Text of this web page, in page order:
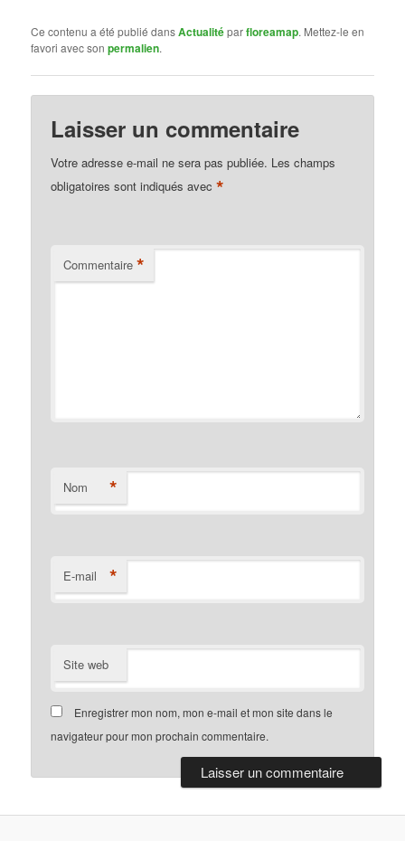
Ce contenu a été publié dansActualitéparfloreamap. Mettez-le en
favori avec sonpermalien.
Laisser un commentaire
Votre adresse e-mail ne sera pas publiée. Les champs
obligatoires sont indiqués avec*
Commentaire *
Nom *
E-mail *
Site web
Enregistrer mon nom, mon e-mail et mon site dans le
navigateur pour mon prochain commentaire.